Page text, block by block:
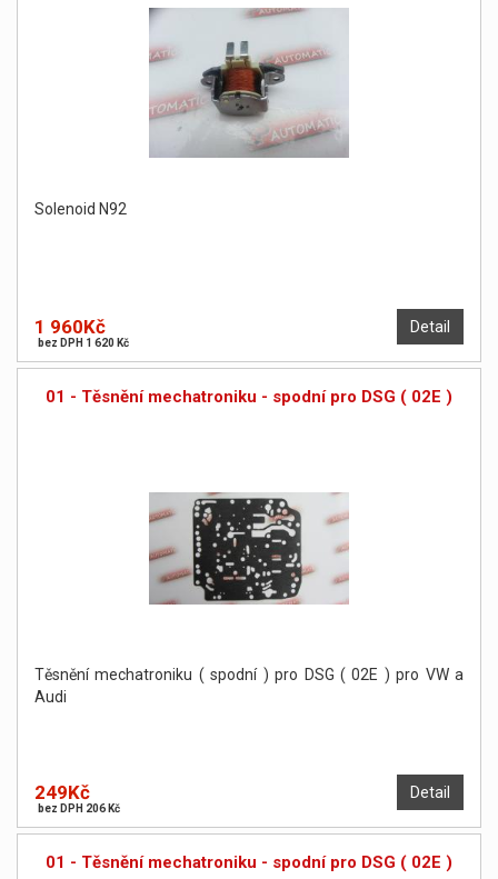
Solenoid N92
Detail
1 960Kč
bez DPH 1 620 Kč
01 - Těsnění mechatroniku - spodní pro DSG ( 02E )
Těsnění mechatroniku ( spodní ) pro DSG ( 02E ) pro VW a
Audi
Detail
249Kč
bez DPH 206 Kč
01 - Těsnění mechatroniku - spodní pro DSG ( 02E )